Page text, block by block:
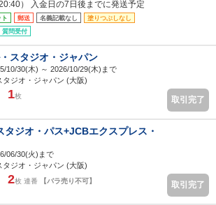
） 入金日の7日後までに発送予定
郵送 名義記載なし
塗りつぶしなし
質問受付
スタジオ・ジャパン
10/30(木) ～ 2026/10/29(木)まで
タジオ・ジャパン (大阪)
1枚 取引完了
タジオ・パス+JCBエクスプレス・
06/30(火)まで
タジオ・ジャパン (大阪)
2枚 連番 【バラ売り不可】 取引完了